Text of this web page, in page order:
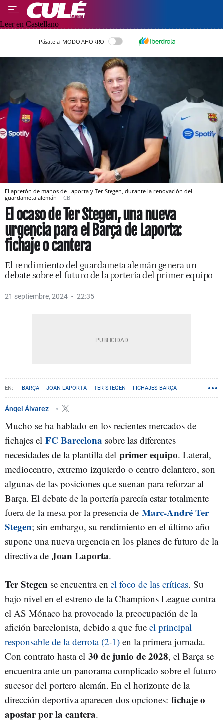
Leer en Castellano
Pásate al MODO AHORRO
El apretón de manos de Laporta y Ter Stegen, durante la renovación del
guardameta alemán FCB
El ocaso de Ter Stegen, una nueva
urgencia para el Barça de Laporta:
fichaje o cantera
El rendimiento del guardameta alemán genera un
debate sobre el futuro de la portería del primer equipo
21 septiembre, 2024 22:35
BARÇA JOAN LAPORTA TER STEGEN FICHAJES BARÇA
LA MASÍA
Ángel Álvarez
Mucho se ha hablado en los recientes mercados de
fichajes el FC Barcelona sobre las diferentes
necesidades de la plantilla del primer equipo. Lateral,
mediocentro, extremo izquierdo o centro delantero, son
algunas de las posiciones que suenan para reforzar al
Barça. El debate de la portería parecía estar totalmente
fuera de la mesa por la presencia de Marc-André Ter
Stegen; sin embargo, su rendimiento en el último año
supone una nueva urgencia en los planes de futuro de la
directiva de Joan Laporta.
Ter Stegen se encuentra en el foco de las críticas. Su
bajo nivel en el estreno de la Champions League contra
el AS Mónaco ha provocado la preocupación de la
afición barcelonista, debido a que fue el principal
responsable de la derrota (2-1) en la primera jornada.
Con contrato hasta el 30 de junio de 2028, el Barça se
encuentra ante un panorama complicado sobre el futuro
sucesor del portero alemán. En el horizonte de la
dirección deportiva aparecen dos opciones: fichaje o
apostar por la cantera.